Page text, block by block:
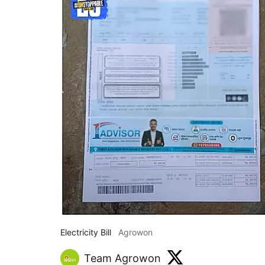
Electricity Bill Agrowon
Team Agrowon